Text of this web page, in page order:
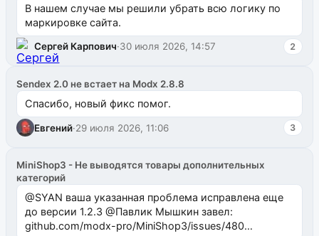
В нашем случае мы решили убрать всю логику по
маркировке сайта.
Сергей Карпович·30 июля 2026, 14:57 2
Sendex 2.0 не встает на Modx 2.8.8
Спасибо, новый фикс помог.
Евгений·29 июля 2026, 11:06 3
MiniShop3 - Не выводятся товары дополнительных
категорий
@SYAN ваша указанная проблема исправлена еще
до версии 1.2.3 @Павлик Мышкин завел:
github.com/modx-pro/MiniShop3/issues/480